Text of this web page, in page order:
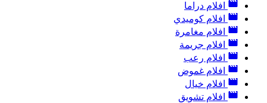
افلام دراما
افلام كوميدي
افلام مغامرة
افلام جريمة
افلام رعب
افلام غموض
افلام خيال
افلام تشويق